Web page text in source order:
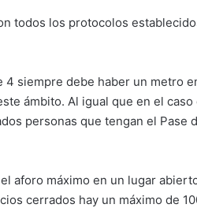
todos los protocolos
4 siempre debe haber un metro
ámbito. Al igual que en el
personas que tengan el Pase
aforo máximo en un lugar
cerrados hay un máximo de